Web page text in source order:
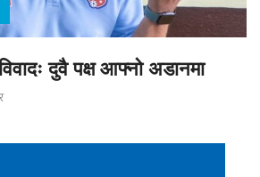
दुवै पक्ष आफ्नो अडानमा